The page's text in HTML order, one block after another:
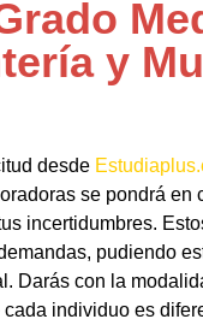
y
desde
se pondrá en
incertidumbres.
pudiendo
Darás con la
cada individuo es